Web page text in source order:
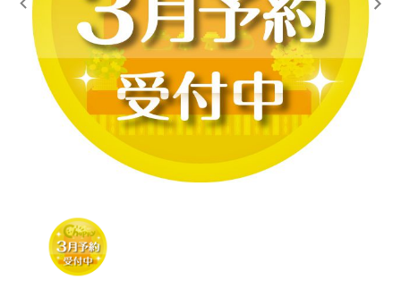
販促用空カプセル
レンタル
景品・玩具・文具
販促用カプセルトイ